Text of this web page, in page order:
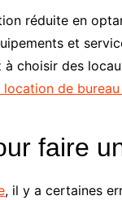
réduite en
et
choisir des
de
faire
, il y a certaines